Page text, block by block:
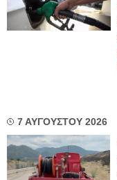
7 ΑΥΓΟΥΣΤΟΥ 2026